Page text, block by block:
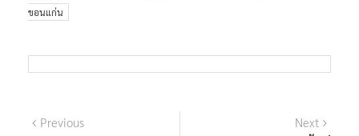
ขอนแก่น
Previous Next